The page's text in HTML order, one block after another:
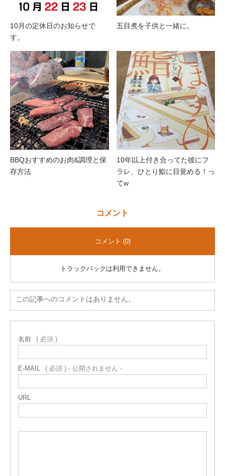
10月の定休日のお知らせで
す。
五目煮を子供と一緒に。
BBQおすすめのお肉&調理と保
存方法
10年以上付き合ってた彼にフ
ラレ、ひとり鮨に目覚める！っ
てw
コメント
コメント (0)
トラックバックは利用できません。
この記事へのコメントはありません。
名前 ( 必須 )
E-MAIL ( 必須 ) - 公開されません -
URL